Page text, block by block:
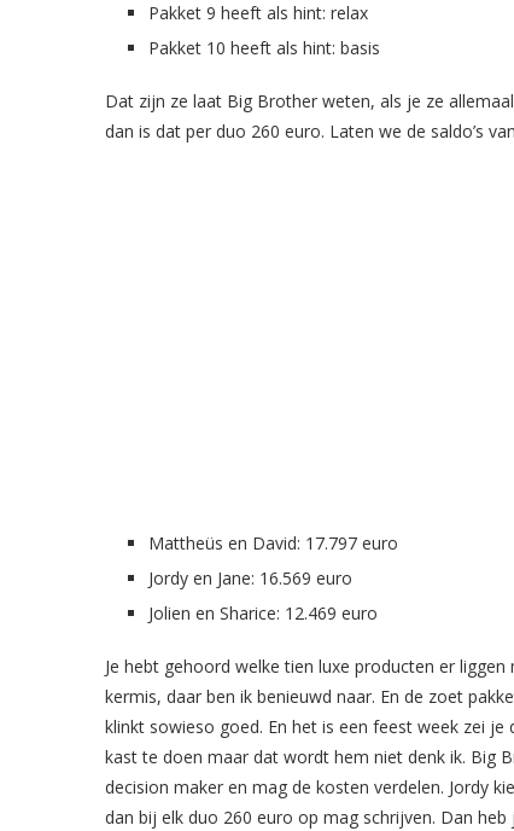
Pakket 9 heeft als hint: relax
Pakket 10 heeft als hint: basis
Dat zijn ze laat Big Brother weten, als je ze
dan is dat per duo 260 euro. Laten we de saldo’s
Mattheüs en David: 17.797 euro
Jordy en Jane: 16.569 euro
Jolien en Sharice: 12.469 euro
Je hebt gehoord welke tien luxe producten er
kermis, daar ben ik benieuwd naar. En de zoet
klinkt sowieso goed. En het is een feest week zei
kast te doen maar dat wordt hem niet denk ik. Big
decision maker en mag de kosten verdelen. Jordy
dan bij elk duo 260 euro op mag schrijven. Dan